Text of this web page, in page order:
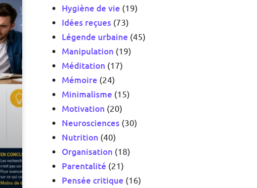
Hygiène de vie (19)
Idées reçues (73)
Légende urbaine (45)
Manipulation (19)
Méditation (17)
Mémoire (24)
Minimalisme (15)
Motivation (20)
Neurosciences (30)
Nutrition (40)
Organisation (18)
Parentalité (21)
Pensée critique (16)